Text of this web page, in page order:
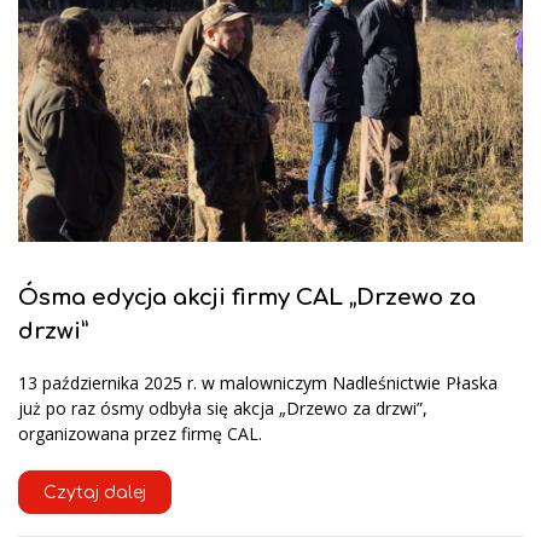
Ósma edycja akcji firmy CAL „Drzewo za
drzwi”
13 października 2025 r. w malowniczym Nadleśnictwie Płaska
już po raz ósmy odbyła się akcja „Drzewo za drzwi”,
organizowana przez firmę CAL.
Czytaj dalej